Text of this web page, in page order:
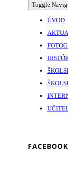
Toggle
ÚVOD
FACEBOOK